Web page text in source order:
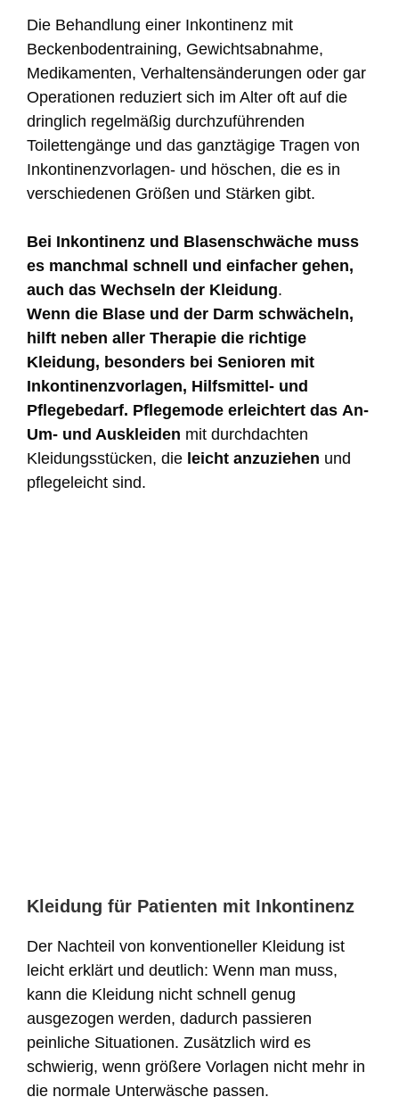
Die Behandlung einer Inkontinenz mit
Beckenbodentraining, Gewichtsabnahme,
Medikamenten, Verhaltensänderungen oder gar
Operationen reduziert sich im Alter oft auf die
dringlich regelmäßig durchzuführenden
Toilettengänge und das ganztägige Tragen von
Inkontinenzvorlagen- und höschen, die es in
verschiedenen Größen und Stärken gibt.
Bei Inkontinenz und Blasenschwäche muss
es manchmal schnell und einfacher gehen,
auch das Wechseln der Kleidung.
Wenn die Blase und der Darm schwächeln,
hilft neben aller Therapie die richtige
Kleidung, besonders bei Senioren mit
Inkontinenzvorlagen, Hilfsmittel- und
Pflegebedarf. Pflegemode erleichtert das An-
Um- und Auskleiden mit durchdachten
Kleidungsstücken, die leicht anzuziehen und
pflegeleicht sind.
Kleidung für Patienten mit Inkontinenz
Der Nachteil von konventioneller Kleidung ist
leicht erklärt und deutlich: Wenn man muss,
kann die Kleidung nicht schnell genug
ausgezogen werden, dadurch passieren
peinliche Situationen. Zusätzlich wird es
schwierig, wenn größere Vorlagen nicht mehr in
die normale Unterwäsche passen.